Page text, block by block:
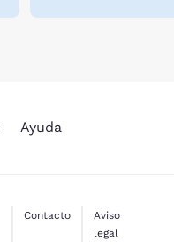
Ayuda
Contacto
Aviso
legal